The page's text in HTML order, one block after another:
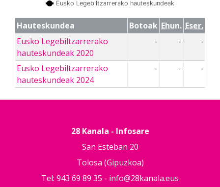
Eusko Legebiltzarrerako hauteskundeak
Hauteskundea Botoak Ehun. Eser.
Eusko Legebiltzarrerako
hauteskundeak 2020
- - -
Eusko Legebiltzarrerako
hauteskundeak 2024
- - -
28 Kanala - Infosare
San Esteban 20
Tolosa (Gipuzkoa)
Tel: 943 69 89 35 - info@28kanala.eus